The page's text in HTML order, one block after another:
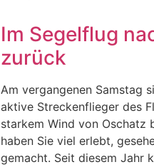
Im Segelflug
zurück
Am vergangenen Samstag
aktive Streckenflieger des
starkem Wind von Oschatz
haben Sie viel erlebt,
gemacht. Seit diesem Jahr